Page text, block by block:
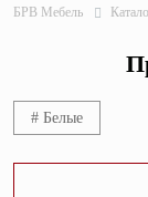
Тумбы
Витрины
Комоды
БРВ Мебель
# Белые